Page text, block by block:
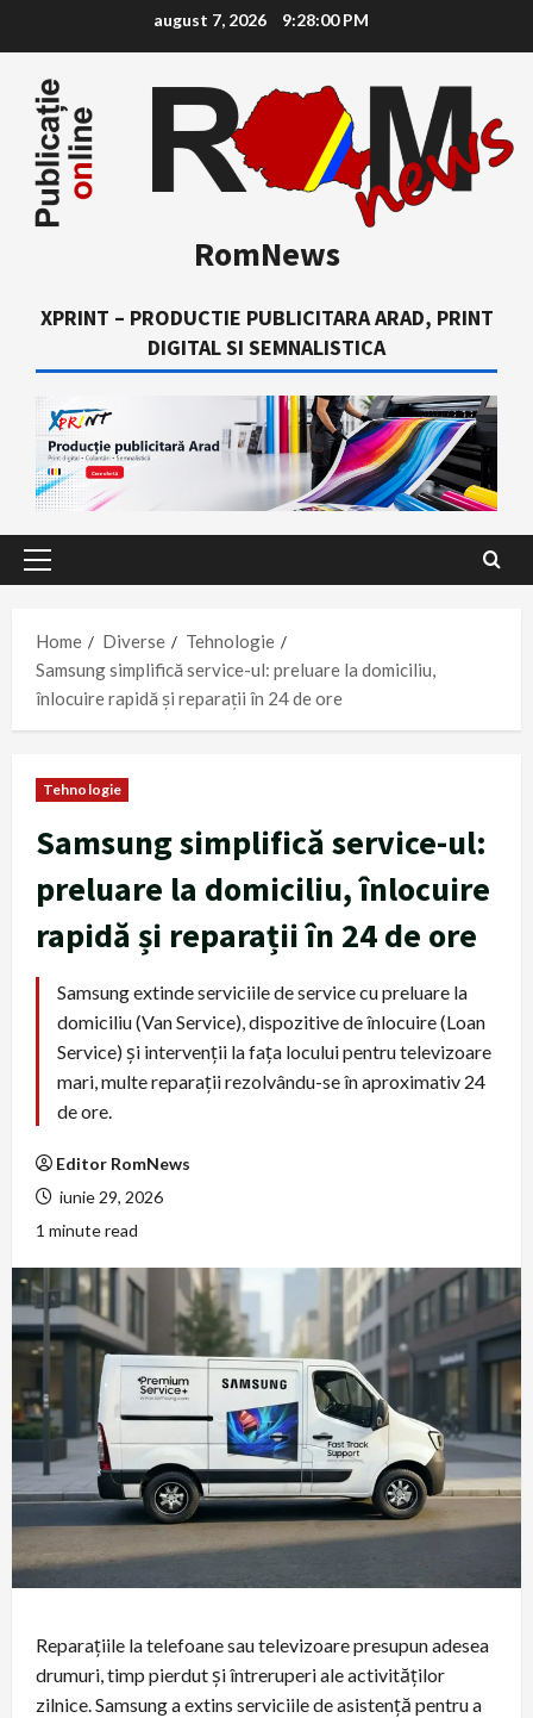
content
august 7, 2026 9:28:01 PM
RomNews
XPRINT – PRODUCTIE PUBLICITARA ARAD, PRINT
DIGITAL SI SEMNALISTICA
Primary
Home
Diverse
Tehnologie
Samsung simplifică service-ul: preluare la domiciliu,
înlocuire rapidă și reparații în 24 de ore
Tehnologie
Samsung simplifică service-ul:
preluare la domiciliu, înlocuire
rapidă și reparații în 24 de ore
Samsung extinde serviciile de service cu preluare la
domiciliu (Van Service), dispozitive de înlocuire (Loan
Service) și intervenții la fața locului pentru televizoare
mari, multe reparații rezolvându-se în aproximativ 24
de ore.
Editor RomNews
iunie 29, 2026
1 minute read
Reparațiile la telefoane sau televizoare presupun adesea
drumuri, timp pierdut și întreruperi ale activităților
zilnice. Samsung a extins serviciile de asistență pentru a